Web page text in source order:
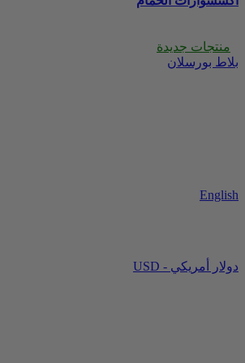
منتجات جديدة
بلاط بورسلان
English
USD - دولار أمريكي